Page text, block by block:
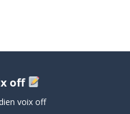
off
voix off